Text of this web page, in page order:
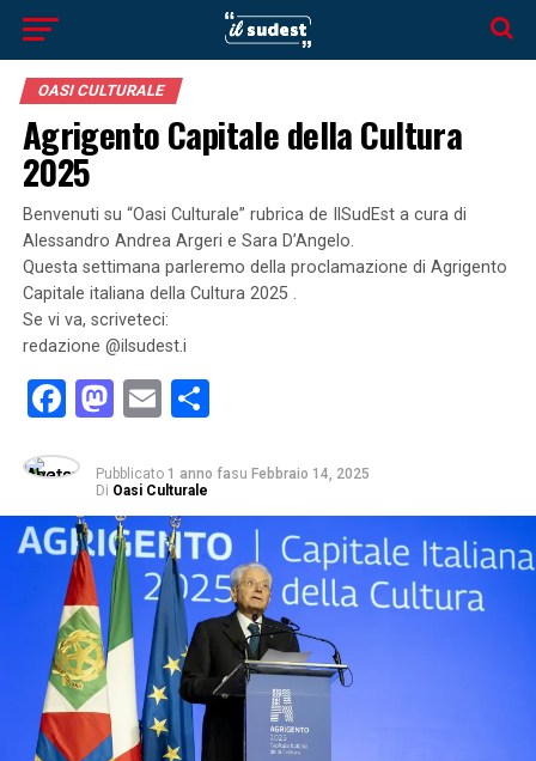
OASI CULTURALE
Agrigento Capitale della Cultura
2025
Benvenuti su “Oasi Culturale” rubrica de IlSudEst a cura di
Alessandro Andrea Argeri e Sara D’Angelo.
Questa settimana parleremo della proclamazione di Agrigento
Capitale italiana della Cultura 2025 .
Se vi va, scriveteci:
redazione @ilsudest.i
Facebook
Mastodon
EmailCondividi
Pubblicato 1 anno fasu Febbraio 14, 2025
Di Oasi Culturale